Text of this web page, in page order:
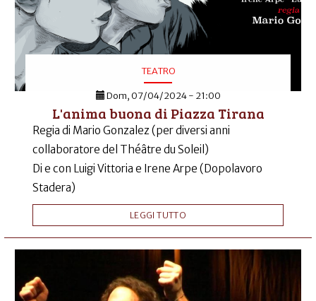
TEATRO
Dom, 07/04/2024 - 21:00
L'anima buona di Piazza Tirana
Regia di Mario Gonzalez (per diversi anni
collaboratore del Théâtre du Soleil)
Di e con Luigi Vittoria e Irene Arpe (Dopolavoro
Stadera)
LEGGI TUTTO